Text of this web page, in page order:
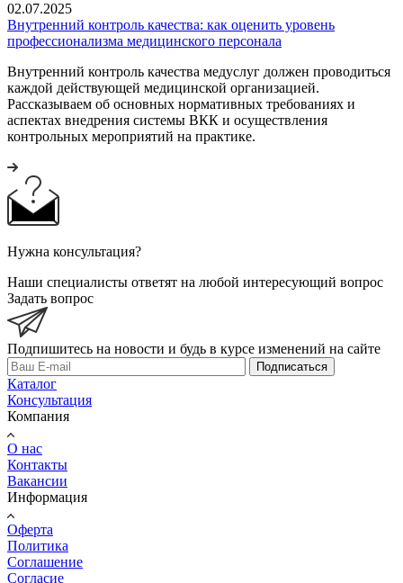
02.07.2025
Внутренний контроль качества: как оценить уровень
профессионализма медицинского персонала
Внутренний контроль качества медуслуг должен проводиться
каждой действующей медицинской организацией.
Рассказываем об основных нормативных требованиях и
аспектах внедрения системы ВКК и осуществления
контрольных мероприятий на практике.
Нужна консультация?
Наши специалисты ответят на любой интересующий вопрос
Задать вопрос
Подпишитесь на новости и будь в курсе изменений на сайте
Подписаться
Каталог
Консультация
Компания
О нас
Контакты
Вакансии
Информация
Оферта
Политика
Соглашение
Согласие